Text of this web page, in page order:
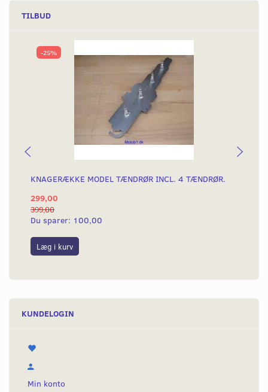
TILBUD
-25%
KNAGERÆKKE MODEL TÆNDRØR INCL. 4 TÆNDRØR.
299,00
399,00
Du sparer: 100,00
Læg i kurv
KUNDELOGIN
Min konto